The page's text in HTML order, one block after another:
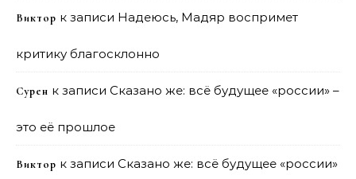
Виктор к записи Надеюсь, Мадяр воспримет
критику благосклонно
Сурен к записи Сказано же: всё будущее «россии» –
это её прошлое
Виктор к записи Сказано же: всё будущее «россии»